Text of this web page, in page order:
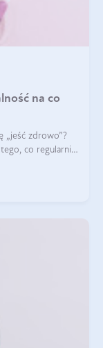
na co
„jeść zdrowo”?
co regularnie